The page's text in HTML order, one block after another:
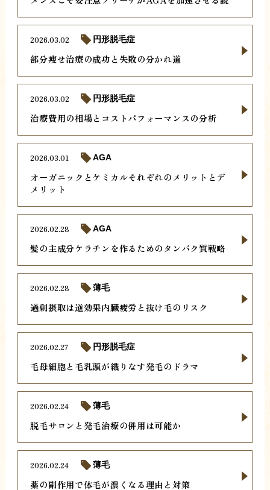
部分痩せ治療の成功と失敗の分かれ道
2026.03.02 円形脱毛症
治療費用の相場とコストパフォーマンスの分析
2026.03.02 円形脱毛症
オーガニックとケミカルそれぞれのメリットとデ
メリット
2026.03.01 AGA
髪の主成分ケラチンを作るためのタンパク質戦略
2026.02.28 AGA
過剰摂取は逆効果内臓疲労と抜け毛のリスク
2026.02.28 薄毛
毛母細胞と毛乳頭が織りなす発毛のドラマ
2026.02.27 円形脱毛症
脱毛サロンと発毛治療の併用は可能か
2026.02.24 薄毛
薬の副作用で体毛が濃くなる理由と対策
2026.02.24 薄毛